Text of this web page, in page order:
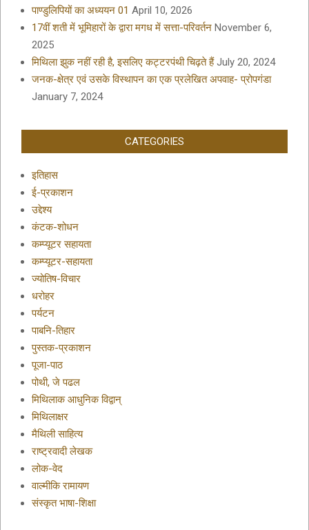
पाण्डुलिपियों का अध्ययन 01 April 10, 2026
17वीं शती में भूमिहारों के द्वारा मगध में सत्ता-परिवर्तन November 6,
2025
मिथिला झुक नहीं रही है, इसलिए कट्टरपंथी चिढ़ते हैं July 20, 2024
जनक-क्षेत्र एवं उसके विस्थापन का एक प्रलेखित अपवाह- प्रोपगंडा
January 7, 2024
CATEGORIES
इतिहास
ई-प्रकाशन
उद्देश्य
कंटक-शोधन
कम्प्यूटर सहायता
कम्प्यूटर-सहायता
ज्योतिष-विचार
धरोहर
पर्यटन
पाबनि-तिहार
पुस्तक-प्रकाशन
पूजा-पाठ
पोथी, जे पढल
मिथिलाक आधुनिक विद्वान्
मिथिलाक्षर
मैथिली साहित्य
राष्ट्रवादी लेखक
लोक-वेद
वाल्मीकि रामायण
संस्कृत भाषा-शिक्षा